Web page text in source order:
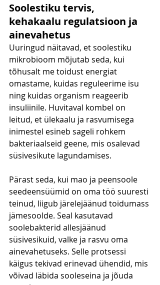
Soolestiku tervis,
kehakaalu regulatsioon ja
ainevahetus
Uuringud näitavad, et soolestiku
mikrobioom mõjutab seda, kui
tõhusalt me toidust energiat
omastame, kuidas reguleerime isu
ning kuidas organism reageerib
insuliinile. Huvitaval kombel on
leitud, et ülekaalu ja rasvumisega
inimestel esineb sageli rohkem
bakteriaalseid geene, mis osalevad
süsivesikute lagundamises.
Pärast seda, kui mao ja peensoole
seedeensüümid on oma töö suuresti
teinud, liigub järelejäänud toidumass
jämesoolde. Seal kasutavad
soolebakterid allesjäänud
süsivesikuid, valke ja rasvu oma
ainevahetuseks. Selle protsessi
käigus tekivad erinevad ühendid, mis
võivad läbida sooleseina ja jõuda